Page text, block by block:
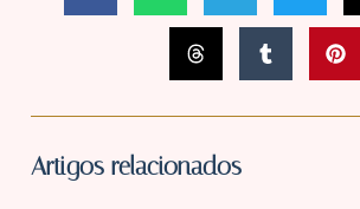
Artigos relacionados